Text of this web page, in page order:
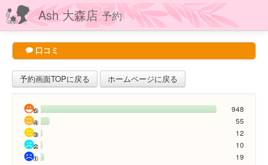
Ash 大森店予約
口コミ
予約画面TOPに戻る ホームページに戻る
948
55
12
10
19